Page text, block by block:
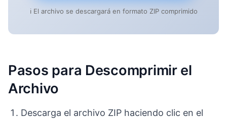
ℹ️ El archivo se descargará en formato ZIP comprimido
Pasos para Descomprimir el
Archivo
Descarga el archivo ZIP haciendo clic en el